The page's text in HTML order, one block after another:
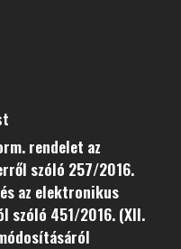
rendelet az
szóló 257/2016.
az elektronikus
szóló 451/2016. (XII.